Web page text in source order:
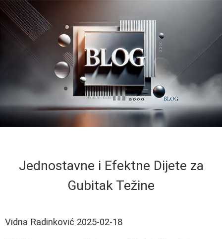
Jednostavne i Efektne Dijete za
Gubitak Težine
Vidna Radinković 2025-02-18